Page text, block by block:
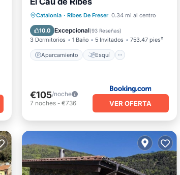
Catalonia · Ribes De Freser 0.34 mi al centro
10.0 Excepcional(93 Reseñas)
3 Dormitorios 1 Baño 5 Invitados 753.47 pies²
Aparcamiento Esquí
Aparcamiento Esquí
Vistas
Internet
€105/noche
7 noches- €736 VER OFERTA